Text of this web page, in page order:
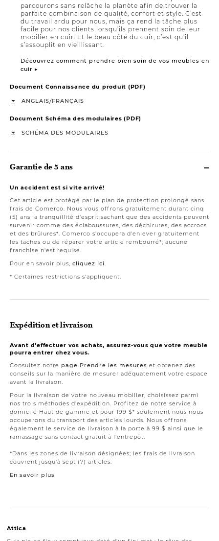
parcourons sans relâche la planète afin de trouver la
parfaite combinaison de qualité, confort et style. C’est
du travail ardu pour nous, mais ça rend la tâche plus
facile pour nos clients lorsqu’ils prennent soin de leur
mobilier en cuir. Et le beau côté du cuir, c’est qu’il
s’assouplit en vieillissant.
Découvrez comment prendre bien soin de vos meubles en
cuir ▸
Document Connaissance du produit (PDF)
ANGLAIS/FRANÇAIS
Document Schéma des modulaires (PDF)
SCHÉMA DES MODULAIRES
Garantie de 5 ans
Un accident est si vite arrivé!
Cet article est protégé par le plan de protection prolongé sans
frais de Comerco. Nous vous offrons gratuitement durant cinq
(5) ans la tranquillité d'esprit sachant que des accidents peuvent
survenir comme des éclaboussures, des déchirures, des accrocs
et des brûlures*. Comerco s'occupera d'enlever gratuitement
les taches ou de réparer votre article rembourré*; aucune
franchise n'est requise.
Pour en savoir plus, cliquez ici.
* Certaines restrictions s'appliquent.
Expédition et livraison
Avant d’effectuer vos achats, assurez-vous que votre meuble
pourra entrer chez vous.
Consultez notre page Prendre les mesures et obtenez des
conseils sur la manière de mesurer adéquatement votre espace
avant la livraison.
Pour la livraison de votre nouveau mobilier, choisissez parmi
nos trois méthodes d’expédition. Profitez de notre service à
domicile Haut de gamme et pour 199 $* seulement nous nous
occuperons du transport des articles lourds. Nous offrons
également le service de livraison à la porte à 99 $ ainsi que le
ramassage sans contact gratuit à l’entrepôt.
*Dans les zones de livraison désignées; les frais de livraison
couvrent jusqu’à sept (7) articles.
En savoir plus
Attica